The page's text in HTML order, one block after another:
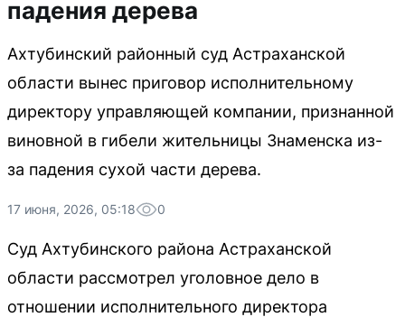
падения дерева
Ахтубинский районный суд Астраханской
области вынес приговор исполнительному
директору управляющей компании, признанной
виновной в гибели жительницы Знаменска из-
за падения сухой части дерева.
17 июня, 2026, 05:18 0
Суд Ахтубинского района Астраханской
области рассмотрел уголовное дело в
отношении исполнительного директора